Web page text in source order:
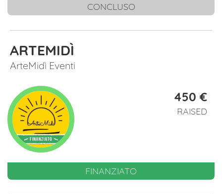
CONCLUSO
ARTEMIDÌ
ArteMidì Eventi
450 €
RAISED
FINANZIATO